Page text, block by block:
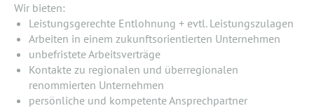
Wir bieten:
Leistungsgerechte Entlohnung + evtl. Leistungszulagen
Arbeiten in einem zukunftsorientierten Unternehmen
unbefristete Arbeitsverträge
Kontakte zu regionalen und überregionalen
renommierten Unternehmen
persönliche und kompetente Ansprechpartner